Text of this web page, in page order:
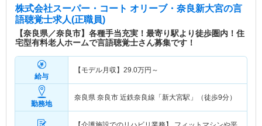
株式会社スーパー・コート オリーブ・奈良新大宮の言
語聴覚士求人(正職員)
【奈良県／奈良市】各種手当充実！最寄り駅より徒歩圏内！住
宅型有料老人ホームで言語聴覚士さん募集です！
給与
【モデル月収】 29.0万円～
勤務地
奈良県 奈良市 近鉄奈良線「新大宮駅」（徒歩9分）